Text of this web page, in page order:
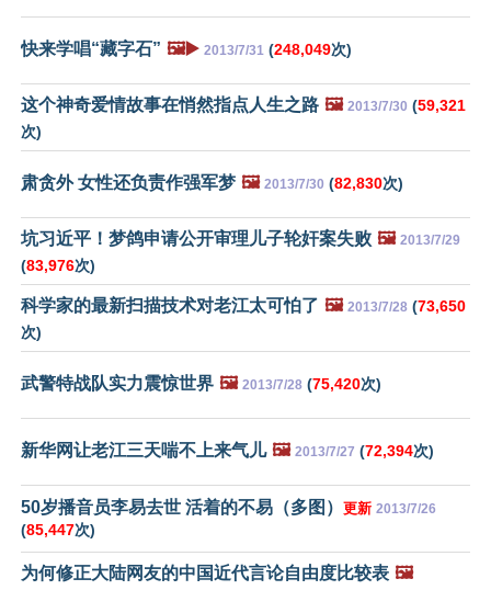
快来学唱“藏字石” 🖼️▶️ 2013/7/31 (248,049次)
这个神奇爱情故事在悄然指点人生之路 🖼️ 2013/7/30 (59,321
次)
肃贪外 女性还负责作强军梦 🖼️ 2013/7/30 (82,830次)
坑习近平！梦鸽申请公开审理儿子轮奸案失败 🖼️ 2013/7/29
(83,976次)
科学家的最新扫描技术对老江太可怕了 🖼️ 2013/7/28 (73,650
次)
武警特战队实力震惊世界 🖼️ 2013/7/28 (75,420次)
新华网让老江三天喘不上来气儿 🖼️ 2013/7/27 (72,394次)
50岁播音员李易去世 活着的不易（多图） 更新 2013/7/26
(85,447次)
为何修正大陆网友的中国近代言论自由度比较表 🖼️